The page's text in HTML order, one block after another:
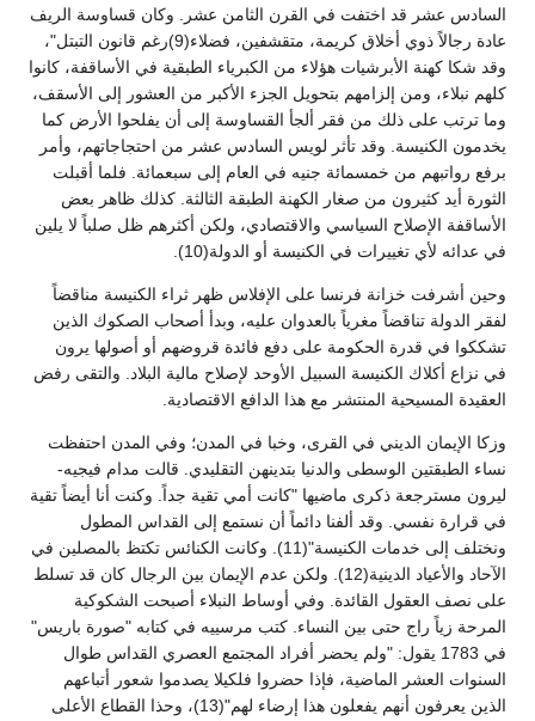
السادس عشر قد اختفت في القرن الثامن عشر. وكان قساوسة الريف
عادة رجالاً ذوي أخلاق كريمة، متقشفين، فضلاء(9)رغم قانون التبتل"،
وقد شكا كهنة الأبرشيات هؤلاء من الكبرياء الطبقية في الأساقفة، كانوا
كلهم نبلاء، ومن إلزامهم بتحويل الجزء الأكبر من العشور إلى الأسقف،
وما ترتب على ذلك من فقر ألجأ القساوسة إلى أن يفلحوا الأرض كما
يخدمون الكنيسة. وقد تأثر لويس السادس عشر من احتجاجاتهم، وأمر
برفع رواتبهم من خمسمائة جنيه في العام إلى سبعمائة. فلما أقبلت
الثورة أيد كثيرون من صغار الكهنة الطبقة الثالثة. كذلك ظاهر بعض
الأساقفة الإصلاح السياسي والاقتصادي، ولكن أكثرهم ظل صلباً لا يلين
في عدائه لأي تغييرات في الكنيسة أو الدولة(10).
وحين أشرفت خزانة فرنسا على الإفلاس ظهر ثراء الكنيسة مناقضاً
لفقر الدولة تناقضاً مغرياً بالعدوان عليه، وبدأ أصحاب الصكوك الذين
تشككوا في قدرة الحكومة على دفع فائدة قروضهم أو أصولها يرون
في نزاع أكلاك الكنيسة السبيل الأوحد لإصلاح مالية البلاد. والتقى رفض
العقيدة المسيحية المنتشر مع هذا الدافع الاقتصادية.
وزكا الإيمان الديني في القرى، وخبا في المدن؛ وفي المدن احتفظت
نساء الطبقتين الوسطى والدنيا بتدينهن التقليدي. قالت مدام فيجيه-
ليرون مسترجعة ذكرى ماضيها "كانت أمي تقية جداً. وكنت أنا أيضاً تقية
في قرارة نفسي. وقد ألفنا دائماً أن نستمع إلى القداس المطول
ونختلف إلى خدمات الكنيسة"(11). وكانت الكنائس تكتظ بالمصلين في
الآحاد والأعياد الدينية(12). ولكن عدم الإيمان بين الرجال كان قد تسلط
على نصف العقول القائدة. وفي أوساط النبلاء أصبحت الشكوكية
المرحة زياً راج حتى بين النساء. كتب مرسييه في كتابه "صورة باريس"
في 1783 يقول: "ولم يحضر أفراد المجتمع العصري القداس طوال
السنوات العشر الماضية، فإذا حضروا فلكيلا يصدموا شعور أتباعهم
الذين يعرفون أنهم يفعلون هذا إرضاء لهم"(13)، وحذا القطاع الأعلى